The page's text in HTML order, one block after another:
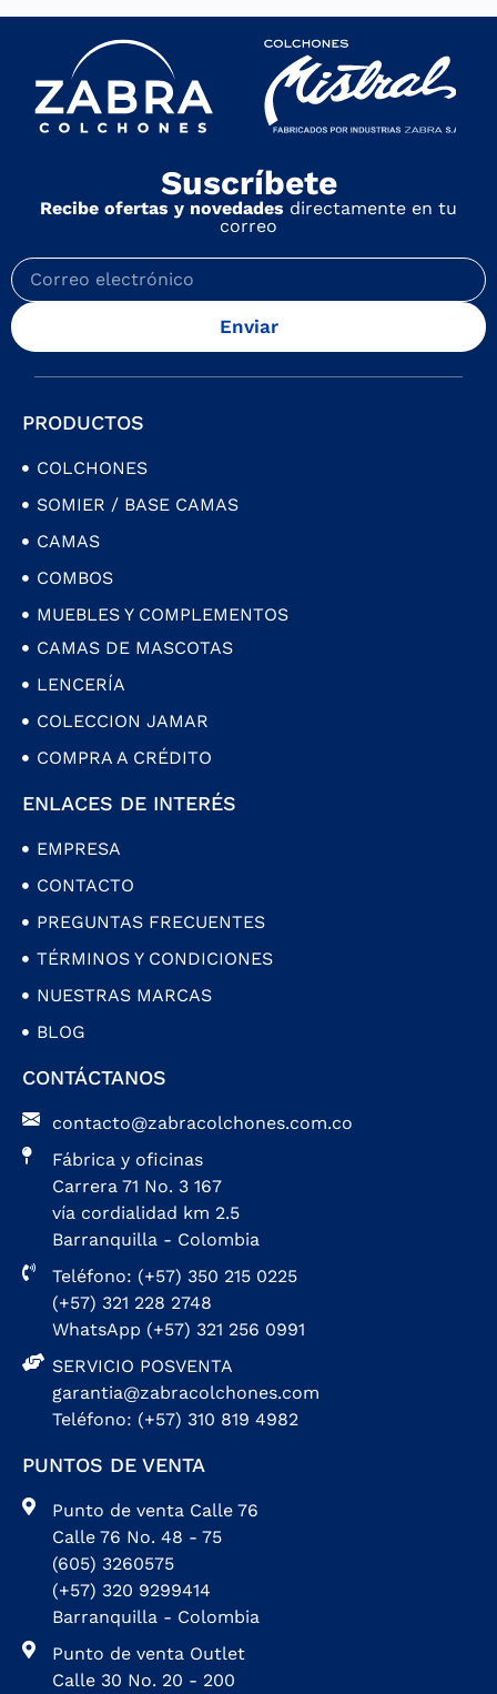
Suscríbete
Recibe ofertas y novedades directamente en tu
correo
Enviar
PRODUCTOS
COLCHONES
SOMIER / BASE CAMAS
CAMAS
COMBOS
MUEBLES Y COMPLEMENTOS
CAMAS DE MASCOTAS
LENCERÍA
COLECCION JAMAR
COMPRA A CRÉDITO
ENLACES DE INTERÉS
EMPRESA
CONTACTO
PREGUNTAS FRECUENTES
TÉRMINOS Y CONDICIONES
NUESTRAS MARCAS
BLOG
CONTÁCTANOS
contacto@zabracolchones.com.co
Fábrica y oficinas
Carrera 71 No. 3 167
vía cordialidad km 2.5
Barranquilla - Colombia
Teléfono: (+57) 350 215 0225
(+57) 321 228 2748
WhatsApp (+57) 321 256 0991
SERVICIO POSVENTA
garantia@zabracolchones.com
Teléfono: (+57) 310 819 4982
PUNTOS DE VENTA
Punto de venta Calle 76
Calle 76 No. 48 - 75
(605) 3260575
(+57) 320 9299414
Barranquilla - Colombia
Punto de venta Outlet
Calle 30 No. 20 - 200